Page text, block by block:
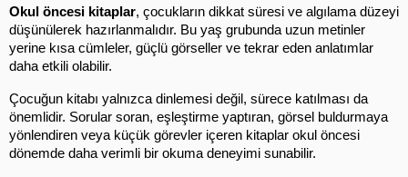
Okul öncesi kitaplar, çocukların dikkat süresi ve algılama düzeyi
düşünülerek hazırlanmalıdır. Bu yaş grubunda uzun metinler
yerine kısa cümleler, güçlü görseller ve tekrar eden anlatımlar
daha etkili olabilir.
Çocuğun kitabı yalnızca dinlemesi değil, sürece katılması da
önemlidir. Sorular soran, eşleştirme yaptıran, görsel buldurmaya
yönlendiren veya küçük görevler içeren kitaplar okul öncesi
dönemde daha verimli bir okuma deneyimi sunabilir.